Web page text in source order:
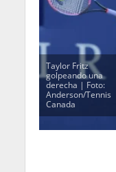
Taylor Fritz
golpeando una
derecha | Foto:
Anderson/Tennis
Canada